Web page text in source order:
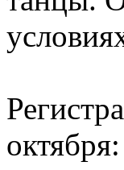
октября: